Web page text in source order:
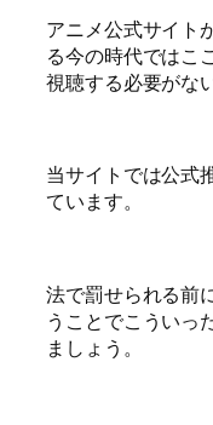
アニメ公式サイト
る今の時代ではこ
視聴する必要がな
当サイトでは公式
ています。
法で罰せられる前
うことでこういっ
ましょう。